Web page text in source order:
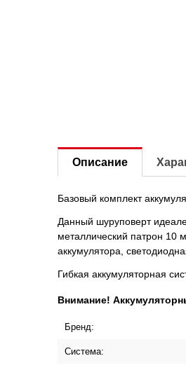
Описание
Базовый комплект
Данный шуруповерт
металлический патрон 10
аккумулятора,
Гибкая аккумуляторная
Внимание!
Бренд:
Система: